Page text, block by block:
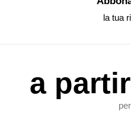
la tua
a